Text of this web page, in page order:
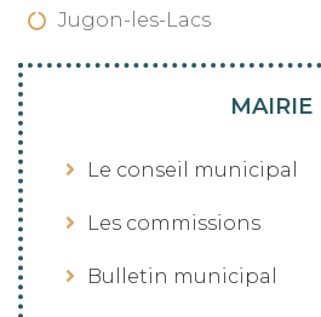
Jugon-les-Lacs
MAIRIE
Le conseil municipal
Les commissions
Bulletin municipal